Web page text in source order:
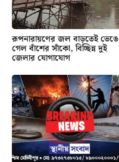
রূপনারায়ণের জল বাড়তেই ভেঙে
গেল বাঁশের সাঁকো, বিচ্ছিন্ন দুই
জেলার যোগাযোগ